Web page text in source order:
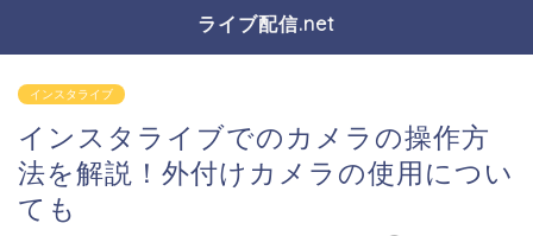
ライブ配信.net
インスタライブ
インスタライブでのカメラの操作方
法を解説！外付けカメラの使用につい
ても